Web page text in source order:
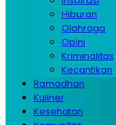
Hiburan
Olahraga
Opini
Kriminalitas
Kecantikan
Ramadhan
Kuliner
Kesehatan